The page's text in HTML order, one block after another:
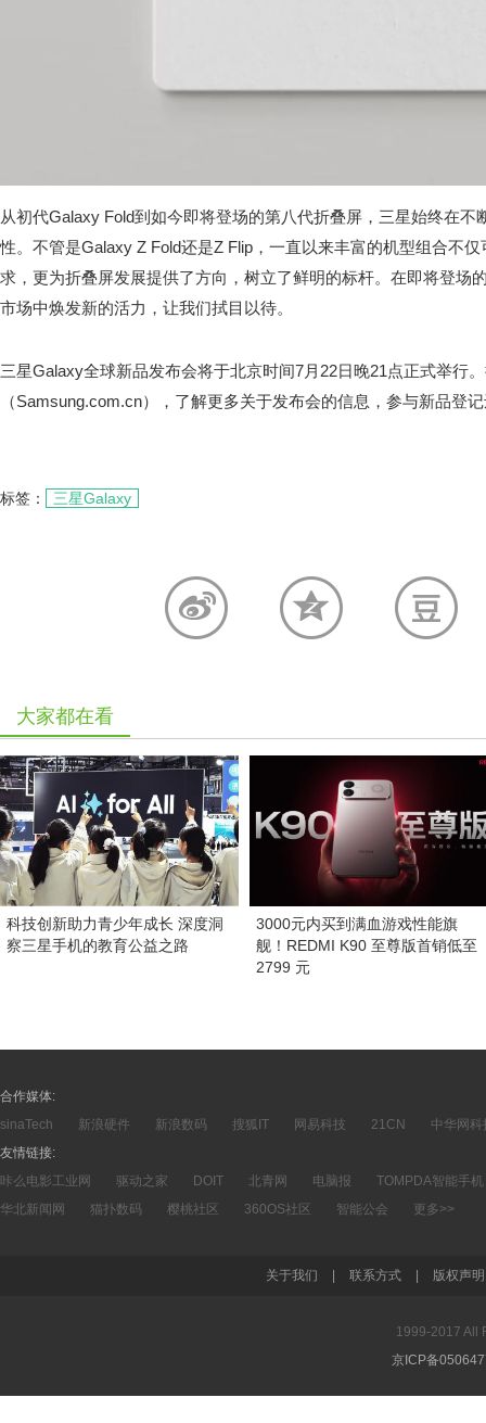
从初代Galaxy Fold到如今即将登场的第八代折叠屏，三星始终在
性。不管是Galaxy Z Fold还是Z Flip，一直以来丰富的机型组合不
求，更为折叠屏发展提供了方向，树立了鲜明的标杆。在即将登场
市场中焕发新的活力，让我们拭目以待。
三星Galaxy全球新品发布会将于北京时间7月22日晚21点正式举行
（Samsung.com.cn），了解更多关于发布会的信息，参与新品登
标签： 三星Galaxy
大家都在看
科技创新助力青少年成长 深度洞
察三星手机的教育公益之路
3000元内买到满血游戏性能旗
舰！REDMI K90 至尊版首销低至
2799 元
合作媒体:
sinaTech
新浪硬件 新浪数码 搜狐IT 网易科技 21CN
中华网科
友情链接:
咔么电影工业网
驱动之家 DOIT 北青网 电脑报
TOMPDA智能手机
华北新闻网
猫扑数码 樱桃社区 360OS社区 智能公会 更多>>
关于我们 联系方式 版权声明
1999-2017 All
京ICP备